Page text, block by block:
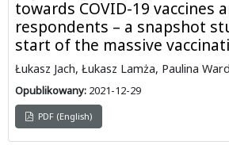
towards COVID-19 vaccines
respondents – a snapshot
start of the massive
Łukasz Jach, Łukasz Lamża, Paulina
Opublikowany: 2021-12-29
PDF (English)